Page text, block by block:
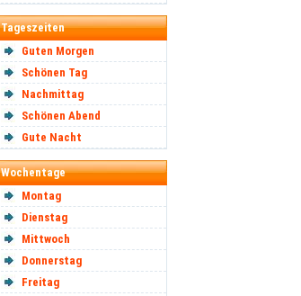
Tageszeiten
Guten Morgen
Schönen Tag
Nachmittag
Schönen Abend
Gute Nacht
Wochentage
Montag
Dienstag
Mittwoch
Donnerstag
Freitag